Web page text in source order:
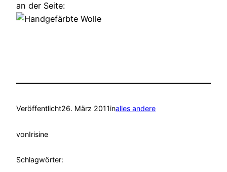
an der Seite:
Veröffentlicht26. März 2011inalles andere
vonIrisine
Schlagwörter: